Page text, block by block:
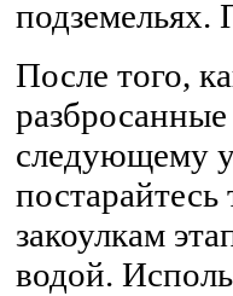
подземельях.
После того,
следующему
постарайтесь
закоулкам
водой.